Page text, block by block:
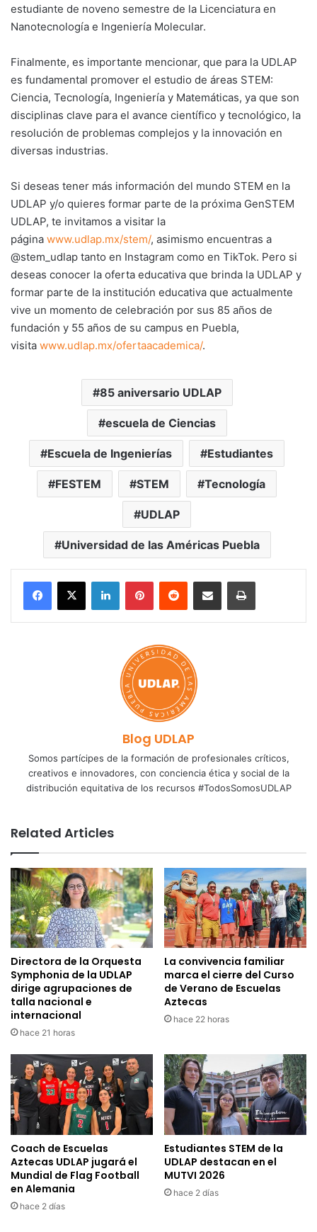
estudiante de noveno semestre de la Licenciatura en
Nanotecnología e Ingeniería Molecular.
Finalmente, es importante mencionar, que para la UDLAP
es fundamental promover el estudio de áreas STEM:
Ciencia, Tecnología, Ingeniería y Matemáticas, ya que son
disciplinas clave para el avance científico y tecnológico, la
resolución de problemas complejos y la innovación en
diversas industrias.
Si deseas tener más información del mundo STEM en la
UDLAP y/o quieres formar parte de la próxima GenSTEM
UDLAP, te invitamos a visitar la
página www.udlap.mx/stem/, asimismo encuentras a
@stem_udlap tanto en Instagram como en TikTok. Pero si
deseas conocer la oferta educativa que brinda la UDLAP y
formar parte de la institución educativa que actualmente
vive un momento de celebración por sus 85 años de
fundación y 55 años de su campus en Puebla,
visita www.udlap.mx/ofertaacademica/.
85 aniversario UDLAP
escuela de Ciencias
Escuela de Ingenierías Estudiantes
FESTEM STEM Tecnología
UDLAP
Universidad de las Américas Puebla
LinkedInPinterestReddit Share via Email Print
Blog UDLAP
Somos partícipes de la formación de profesionales críticos,
creativos e innovadores, con conciencia ética y social de la
distribución equitativa de los recursos #TodosSomosUDLAP
Related Articles
Directora de la Orquesta
Symphonia de la UDLAP
dirige agrupaciones de
talla nacional e
internacional
hace 21 horas
La convivencia familiar
marca el cierre del Curso
de Verano de Escuelas
Aztecas
hace 22 horas
Coach de Escuelas
Aztecas UDLAP jugará el
Mundial de Flag Football
en Alemania
hace 2 días
Estudiantes STEM de la
UDLAP destacan en el
MUTVI 2026
hace 2 días